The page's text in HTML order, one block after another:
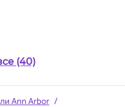
(40)
Ann Arbor /